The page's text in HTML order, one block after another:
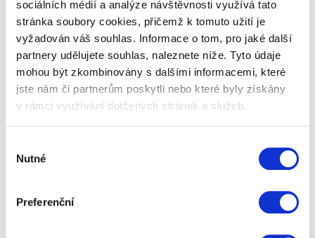
sociálních médií a analýze návštěvnosti využívá tato
stránka soubory cookies, přičemž k tomuto užití je
vyžadován váš souhlas. Informace o tom, pro jaké další
partnery udělujete souhlas, naleznete níže. Tyto údaje
mohou být zkombinovány s dalšími informacemi, které
jste nám či partnerům poskytli nebo které byly získány
v rámci využívání dotčených stránek a služeb.
souhlasu
Nutné
Preferenční
Houbařský set. Máte v rodině nadšeného houbaře?